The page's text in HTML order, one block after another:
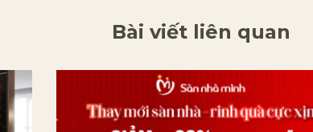
Bài viết liên quan